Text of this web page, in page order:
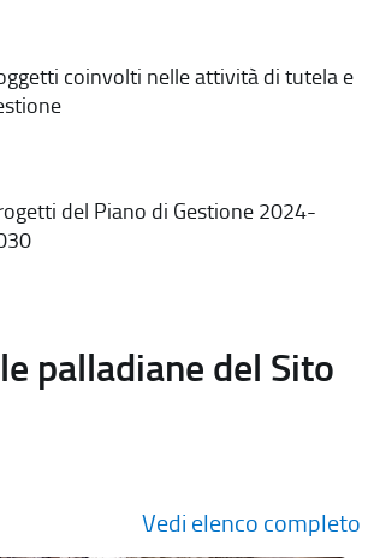
coinvolti nelle attività di tutela e
del Piano di Gestione 2024-
palladiane del Sito
Vedi elenco completo